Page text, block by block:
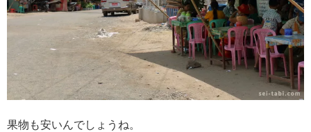
果物も安いんでしょうね。